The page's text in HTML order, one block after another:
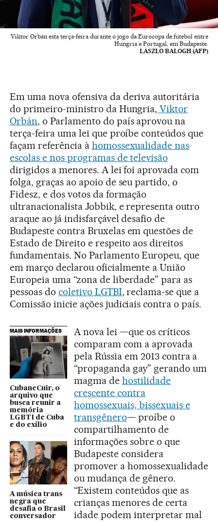
Viktor Orbán esta terça-feira durante o jogo da Eurocopa de futebol entre
Hungria e Portugal, em Budapeste.
LASZLO BALOGH (AFP)
Em uma nova ofensiva da deriva autoritária
do primeiro-ministro da Hungria, Viktor
Orbán, o Parlamento do país aprovou na
terça-feira uma lei que proíbe conteúdos que
façam referência à homossexualidade nas
escolas e nos programas de televisão
dirigidos a menores. A lei foi aprovada com
folga, graças ao apoio de seu partido, o
Fidesz, e dos votos da formação
ultranacionalista Jobbik, e representa outro
araque ao já indisfarçável desafio de
Budapeste contra Bruxelas em questões de
Estado de Direito e respeito aos direitos
fundamentais. No Parlamento Europeu, que
em março declarou oficialmente a União
Europeia uma “zona de liberdade” para as
pessoas do coletivo LGTBI, reclama-se que a
Comissão inicie ações judiciais contra o país.
MAIS INFORMAÇÕES
CubaneCuir, o
arquivo que
busca reunir a
memória
LGBTI de Cuba
e do exílio
A música trans
negra que
desafia o Brasil
conversador
A nova lei —que os críticos
comparam com a aprovada
pela Rússia em 2013 contra a
“propaganda gay” gerando um
magma de hostilidade
crescente contra
homossexuais, bissexuais e
transgênero— proíbe o
compartilhamento de
informações sobre o que
Budapeste considera
promover a homossexualidade
ou mudança de gênero.
“Existem conteúdos que as
crianças menores de certa
idade podem interpretar mal